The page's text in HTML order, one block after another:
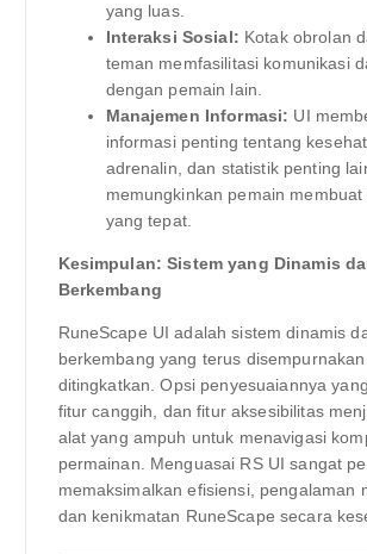
yang luas.
Interaksi Sosial: Kotak obrolan
teman memfasilitasi komunikasi
dengan pemain lain.
Manajemen Informasi: UI
informasi penting tentang
adrenalin, dan statistik penting
memungkinkan pemain
yang tepat.
Kesimpulan: Sistem yang Dinamis
Berkembang
RuneScape UI adalah sistem dinamis
berkembang yang terus
ditingkatkan. Opsi penyesuaiannya
fitur canggih, dan fitur aksesibilitas
alat yang ampuh untuk menavigasi
permainan. Menguasai RS UI sangat
memaksimalkan efisiensi, pengalaman
dan kenikmatan RuneScape secara